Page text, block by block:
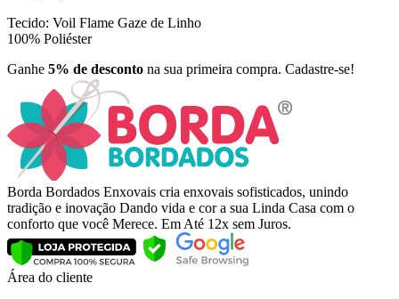
Tecido: Voil Flame Gaze de Linho
100% Poliéster
Ganhe 5% de desconto na sua primeira compra. Cadastre-se!
Borda Bordados Enxovais cria enxovais sofisticados, unindo
tradição e inovação Dando vida e cor a sua Linda Casa com o
conforto que você Merece. Em Até 12x sem Juros.
Área do cliente